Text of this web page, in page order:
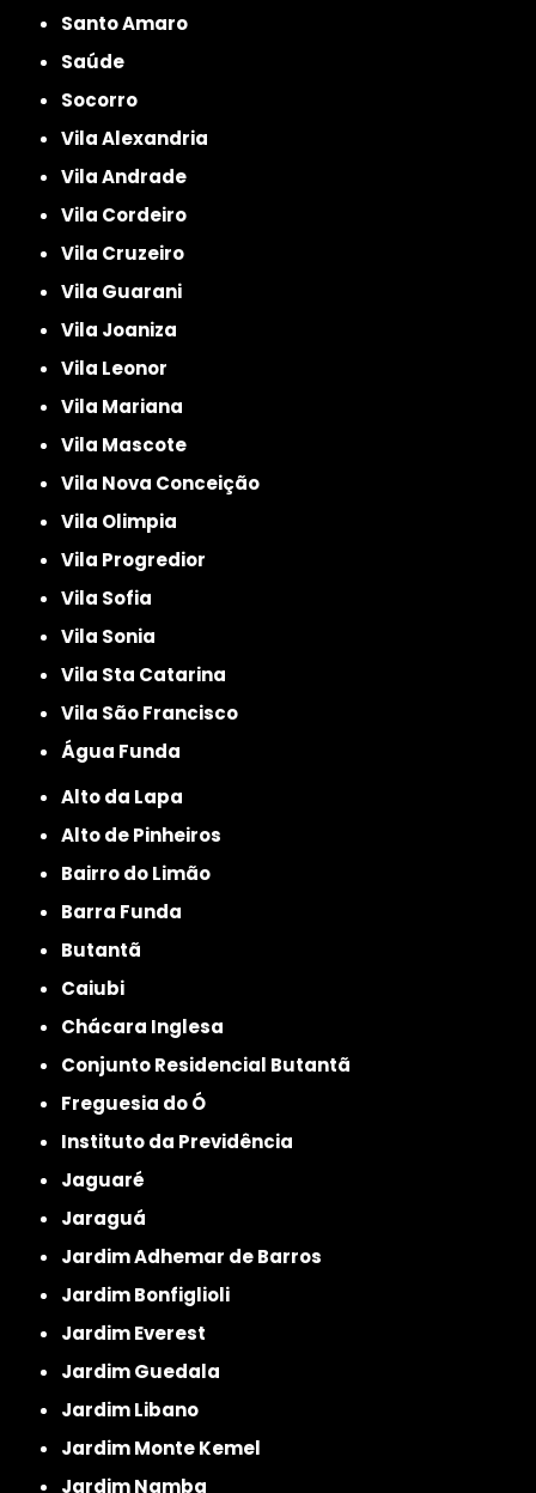
Santo Amaro
Saúde
Socorro
Vila Alexandria
Vila Andrade
Vila Cordeiro
Vila Cruzeiro
Vila Guarani
Vila Joaniza
Vila Leonor
Vila Mariana
Vila Mascote
Vila Nova Conceição
Vila Olimpia
Vila Progredior
Vila Sofia
Vila Sonia
Vila Sta Catarina
Vila São Francisco
Água Funda
Alto da Lapa
Alto de Pinheiros
Bairro do Limão
Barra Funda
Butantã
Caiubi
Chácara Inglesa
Conjunto Residencial Butantã
Freguesia do Ó
Instituto da Previdência
Jaguaré
Jaraguá
Jardim Adhemar de Barros
Jardim Bonfiglioli
Jardim Everest
Jardim Guedala
Jardim Libano
Jardim Monte Kemel
Jardim Namba